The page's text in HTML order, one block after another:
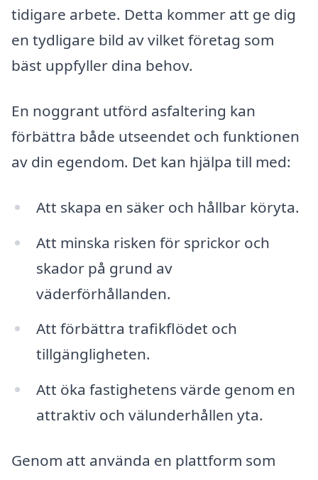
tidigare arbete. Detta kommer att ge dig
en tydligare bild av vilket företag som
bäst uppfyller dina behov.
En noggrant utförd asfaltering kan
förbättra både utseendet och funktionen
av din egendom. Det kan hjälpa till med:
Att skapa en säker och hållbar köryta.
Att minska risken för sprickor och
skador på grund av
väderförhållanden.
Att förbättra trafikflödet och
tillgängligheten.
Att öka fastighetens värde genom en
attraktiv och välunderhållen yta.
Genom att använda en plattform som